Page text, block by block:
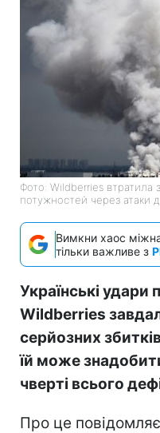
Фото: Wildberries втратила
потужностей через атаки
Вимкни хаос
тільки важливе з
Українські удари
Wildberries
серйозних
їй може
чверті всього
Про це повідомляє